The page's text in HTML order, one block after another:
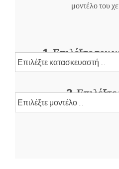
μοντέλο του
1. Επιλέξτε τον
2.